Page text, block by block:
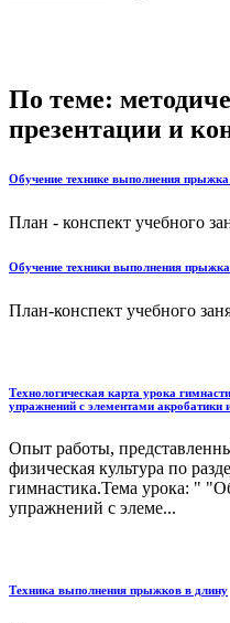
По теме:
презентации и
Обучение технике выполнения
План - конспект учебного
Обучение техники выполнения прыжка
План-конспект учебного
Технологическая карта урока
упражнений с элементами акробатики
Опыт работы,
физическая культура по
гимнастика.Тема урока: "
упражнений с элеме...
Техника выполнения прыжков в длину